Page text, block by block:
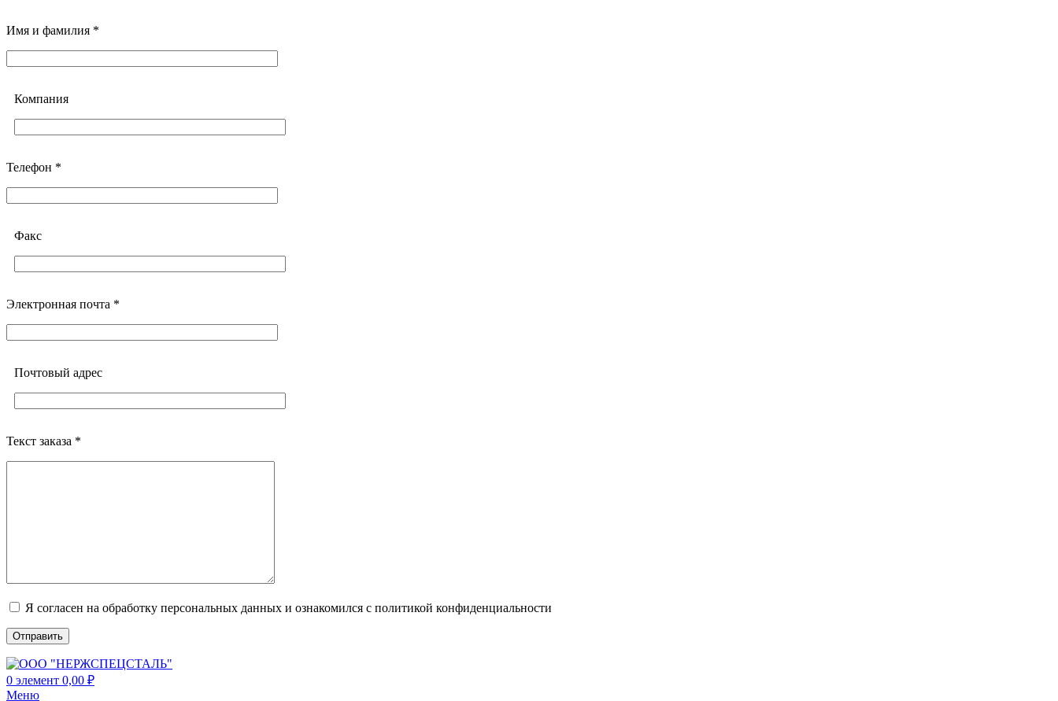
Имя и фамилия *
Компания
Телефон *
Факс
Электронная почта *
Почтовый адреc
Текст заказа *
Я согласен на обработку персональных данных и ознакомился с политикой конфиденциальности
0 элемент 0,00 ₽
Меню